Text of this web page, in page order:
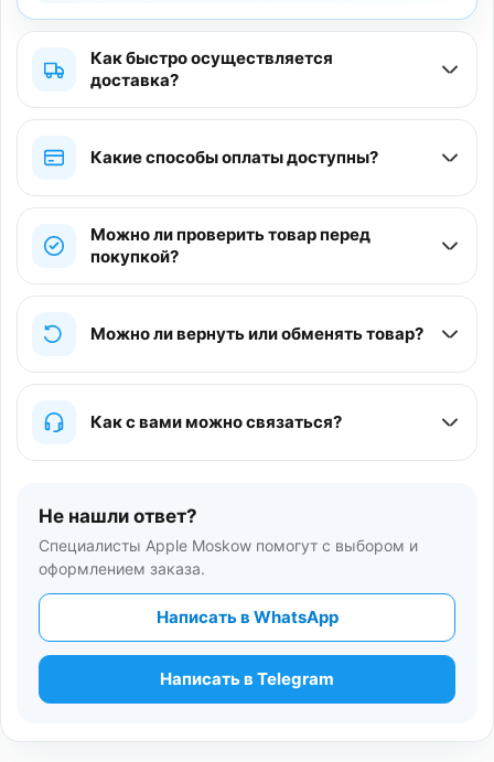
Как быстро осуществляется
доставка?
Какие способы оплаты доступны?
Можно ли проверить товар перед
покупкой?
Можно ли вернуть или обменять товар?
Как с вами можно связаться?
Не нашли ответ?
Специалисты Apple Moskow помогут с выбором и
оформлением заказа.
Написать в WhatsApp
Написать в Telegram